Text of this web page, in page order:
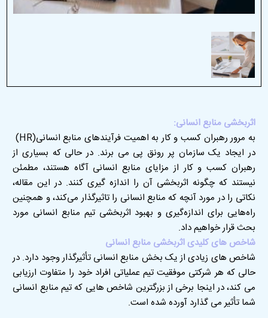
اثربخشی منابع انسانی:
به مرور رهبران کسب و کار به اهمیت فرآیندهای منابع انسانی(HR)
در ایجاد یک سازمان پر رونق پی می برند. در حالی که بسیاری از
رهبران کسب و کار از مزایای منابع انسانی آگاه هستند، مطمئن
نیستند که چگونه اثربخشی آن را اندازه گیری کنند. در این مقاله،
نکاتی را در مورد آنچه که منابع انسانی را تاثیرگذار می‌کند، و همچنین
راه‌هایی برای اندازه‌گیری و بهبود اثربخشی تیم منابع انسانی مورد
بحث قرار خواهیم داد.
شاخص های کلیدی اثربخشی منابع انسانی
شاخص های زیادی از یک بخش منابع انسانی تأثیرگذار وجود دارد. در
حالی که هر شرکتی موفقیت تیم عملیاتی افراد خود را متفاوت ارزیابی
می کند، در اینجا برخی از بزرگترین شاخص هایی که تیم منابع انسانی
شما تأثیر می گذارد آورده شده است.